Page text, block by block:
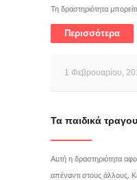
Τη δραστηριότητα
Περισσότερα
1 Φεβρουαρίου,
Τα παιδικά
Αυτή η δραστηριότητα
απέναντι στους άλλους.